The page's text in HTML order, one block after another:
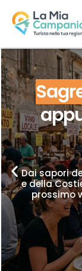
Dai sapori
e della
prossimo